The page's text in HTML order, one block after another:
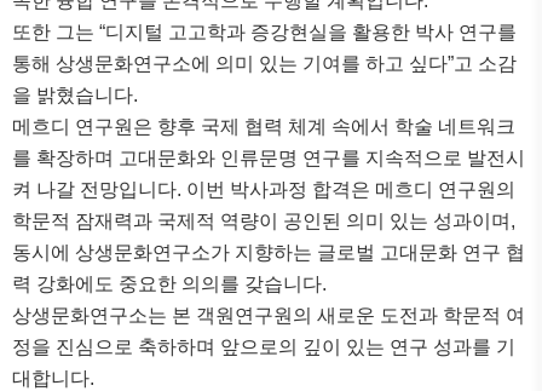
또한 그는 “디지털 고고학과 증강현실을 활용한 박사 연구를
통해 상생문화연구소에 의미 있는 기여를 하고 싶다”고 소감
을 밝혔습니다.
메흐디 연구원은 향후 국제 협력 체계 속에서 학술 네트워크
를 확장하며 고대문화와 인류문명 연구를 지속적으로 발전시
켜 나갈 전망입니다. 이번 박사과정 합격은 메흐디 연구원의
학문적 잠재력과 국제적 역량이 공인된 의미 있는 성과이며 ,
동시에 상생문화연구소가 지향하는 글로벌 고대문화 연구 협
력 강화에도 중요한 의의를 갖습니다.
상생문화연구소는 본 객원연구원의 새로운 도전과 학문적 여
정을 진심으로 축하하며 앞으로의 깊이 있는 연구 성과를 기
대합니다.